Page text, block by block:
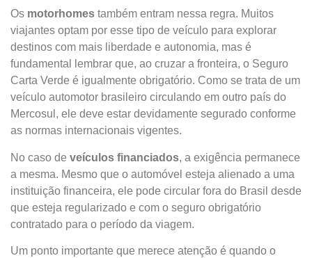
Os motorhomes também entram nessa regra. Muitos
viajantes optam por esse tipo de veículo para explorar
destinos com mais liberdade e autonomia, mas é
fundamental lembrar que, ao cruzar a fronteira, o Seguro
Carta Verde é igualmente obrigatório. Como se trata de um
veículo automotor brasileiro circulando em outro país do
Mercosul, ele deve estar devidamente segurado conforme
as normas internacionais vigentes.
No caso de veículos financiados, a exigência permanece
a mesma. Mesmo que o automóvel esteja alienado a uma
instituição financeira, ele pode circular fora do Brasil desde
que esteja regularizado e com o seguro obrigatório
contratado para o período da viagem.
Um ponto importante que merece atenção é quando o